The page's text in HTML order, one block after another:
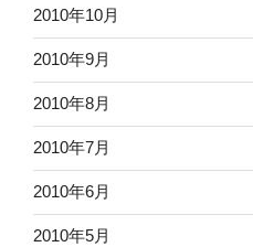
2010年10月
2010年9月
2010年8月
2010年7月
2010年6月
2010年5月